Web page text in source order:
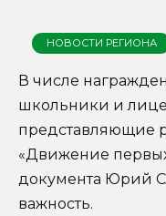
НОВОСТИ РЕГИОНА
В числе
школьники и
представляющие
«Движение
документа Юрий
важность.